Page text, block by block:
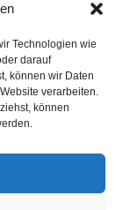
Technologien wie
darauf
können wir Daten
verarbeiten.
können